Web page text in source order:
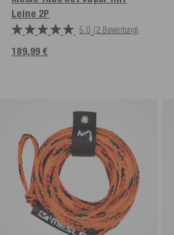
Leine 2P
5.0 (2 Bewertung)
189,99 €